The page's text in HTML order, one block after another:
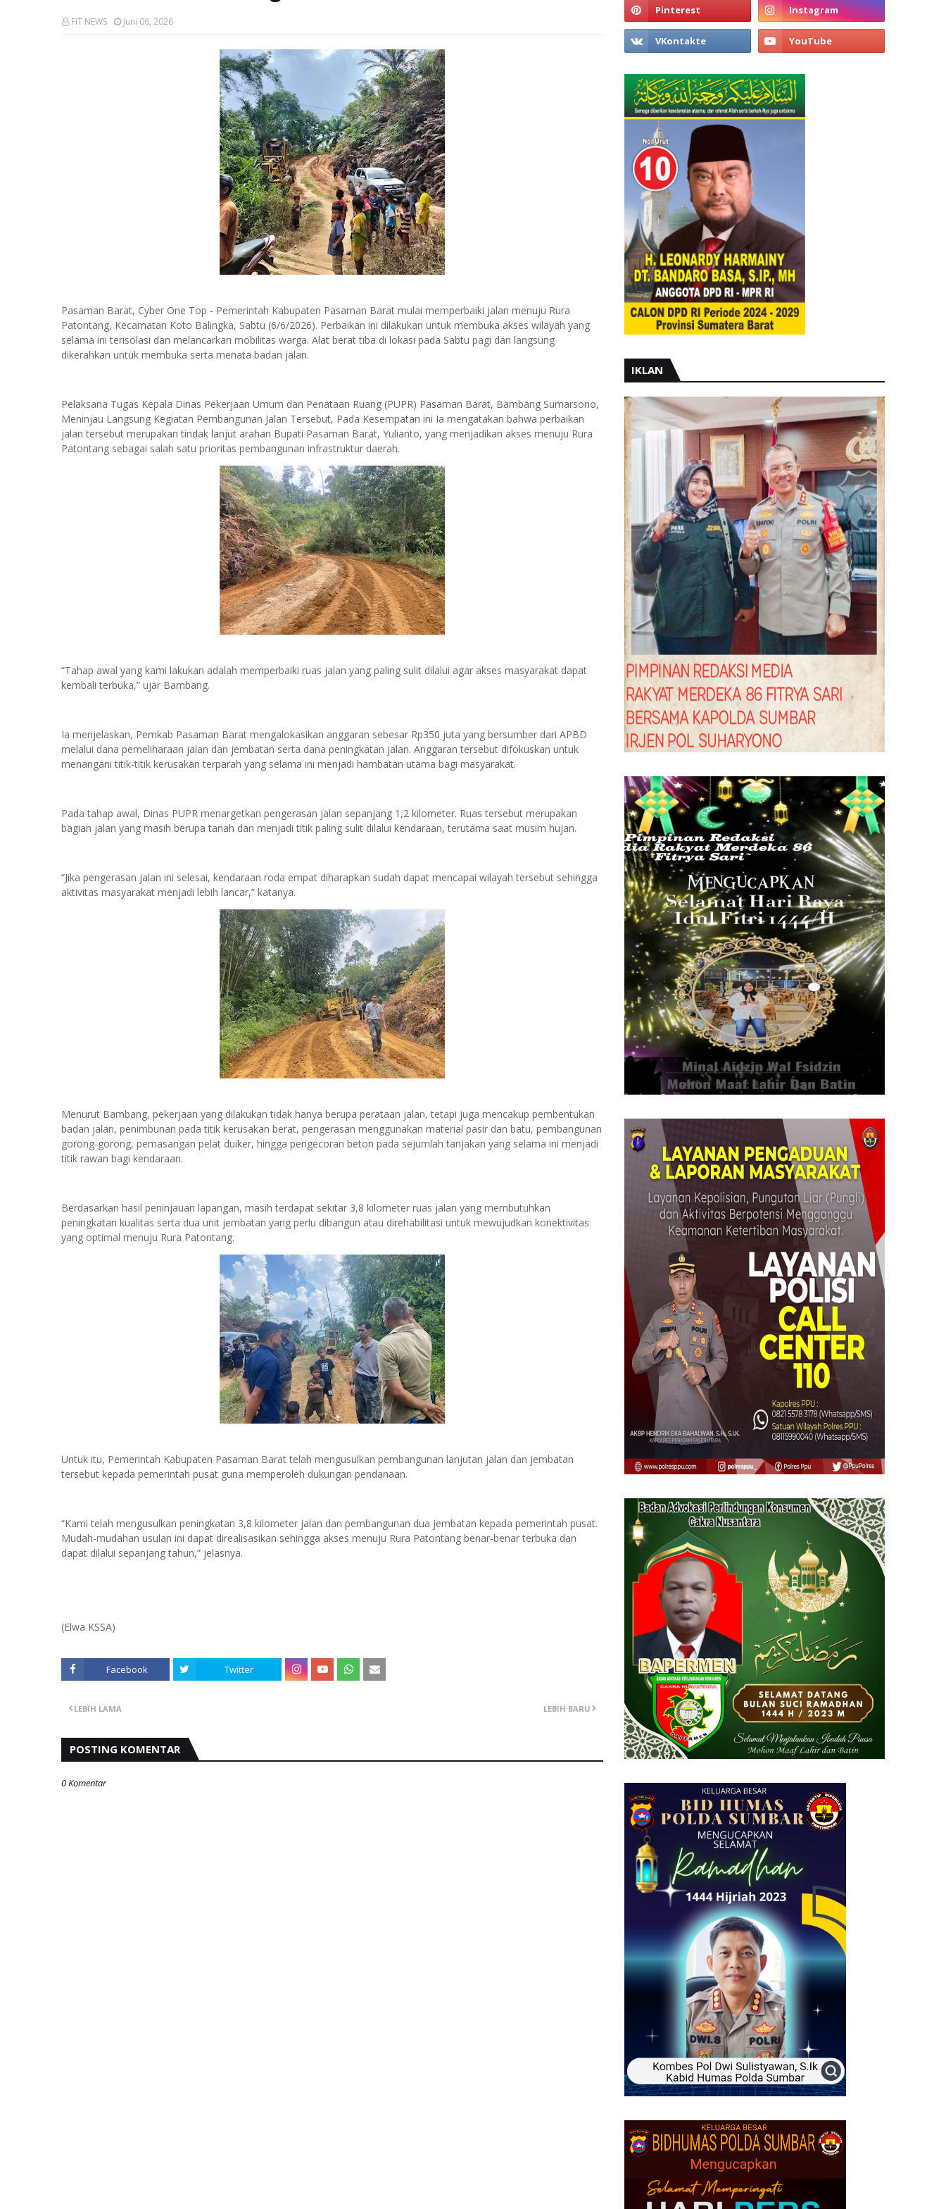
FIT NEWS Juni 06, 2026
Pasaman Barat, Cyber One Top - Pemerintah Kabupaten Pasaman Barat mulai memperbaiki jalan menuju Rura
Patontang, Kecamatan Koto Balingka, Sabtu (6/6/2026). Perbaikan ini dilakukan untuk membuka akses wilayah yang
selama ini terisolasi dan melancarkan mobilitas warga. Alat berat tiba di lokasi pada Sabtu pagi dan langsung
dikerahkan untuk membuka serta menata badan jalan.
Pelaksana Tugas Kepala Dinas Pekerjaan Umum dan Penataan Ruang (PUPR) Pasaman Barat, Bambang Sumarsono,
Meninjau Langsung Kegiatan Pembangunan Jalan Tersebut, Pada Kesempatan ini Ia mengatakan bahwa perbaikan
jalan tersebut merupakan tindak lanjut arahan Bupati Pasaman Barat, Yulianto, yang menjadikan akses menuju Rura
Patontang sebagai salah satu prioritas pembangunan infrastruktur daerah.
“Tahap awal yang kami lakukan adalah memperbaiki ruas jalan yang paling sulit dilalui agar akses masyarakat dapat
kembali terbuka,” ujar Bambang.
Ia menjelaskan, Pemkab Pasaman Barat mengalokasikan anggaran sebesar Rp350 juta yang bersumber dari APBD
melalui dana pemeliharaan jalan dan jembatan serta dana peningkatan jalan. Anggaran tersebut difokuskan untuk
menangani titik-titik kerusakan terparah yang selama ini menjadi hambatan utama bagi masyarakat.
Pada tahap awal, Dinas PUPR menargetkan pengerasan jalan sepanjang 1,2 kilometer. Ruas tersebut merupakan
bagian jalan yang masih berupa tanah dan menjadi titik paling sulit dilalui kendaraan, terutama saat musim hujan.
“Jika pengerasan jalan ini selesai, kendaraan roda empat diharapkan sudah dapat mencapai wilayah tersebut sehingga
aktivitas masyarakat menjadi lebih lancar,” katanya.
Menurut Bambang, pekerjaan yang dilakukan tidak hanya berupa perataan jalan, tetapi juga mencakup pembentukan
badan jalan, penimbunan pada titik kerusakan berat, pengerasan menggunakan material pasir dan batu, pembangunan
gorong-gorong, pemasangan pelat duiker, hingga pengecoran beton pada sejumlah tanjakan yang selama ini menjadi
titik rawan bagi kendaraan.
Berdasarkan hasil peninjauan lapangan, masih terdapat sekitar 3,8 kilometer ruas jalan yang membutuhkan
peningkatan kualitas serta dua unit jembatan yang perlu dibangun atau direhabilitasi untuk mewujudkan konektivitas
yang optimal menuju Rura Patontang.
Untuk itu, Pemerintah Kabupaten Pasaman Barat telah mengusulkan pembangunan lanjutan jalan dan jembatan
tersebut kepada pemerintah pusat guna memperoleh dukungan pendanaan.
“Kami telah mengusulkan peningkatan 3,8 kilometer jalan dan pembangunan dua jembatan kepada pemerintah pusat.
Mudah-mudahan usulan ini dapat direalisasikan sehingga akses menuju Rura Patontang benar-benar terbuka dan
dapat dilalui sepanjang tahun,” jelasnya.
(Elwa KSSA)
Facebook Twitter
LEBIH BARU
LEBIH LAMA
POSTING KOMENTAR
0 Komentar
IKLAN